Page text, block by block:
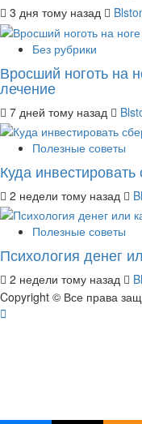
3 дня тому назад
Без рубрики
Вросший ноготь на
лечение
7 дней тому назад
Полезные советы
Куда
2 недели тому назад
Полезные советы
Психология денег
2 недели тому назад
Copyright © Все права